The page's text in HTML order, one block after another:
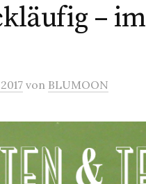
–
von BLUMOON